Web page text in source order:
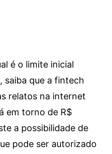
é o limite inicial
saiba que a fintech
relatos na internet
em torno de R$
a possibilidade de
pode ser autorizado